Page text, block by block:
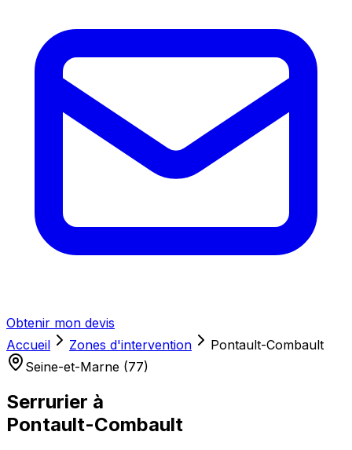
Obtenir mon devis
Accueil
Zones d'intervention
Pontault-Combault
Seine-et-Marne (77)
Serrurier à
Pontault-Combault